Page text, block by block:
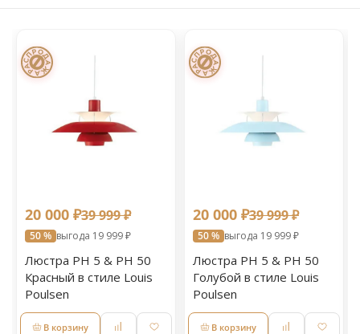
20 000 ₽39 999 ₽
50 % выгода 19 999 ₽
Люстра PH 5 & PH 50
Красный в стиле Louis
Poulsen
В корзину
20 000 ₽39 999 ₽
50 % выгода 19 999 ₽
Люстра PH 5 & PH 50
Голубой в стиле Louis
Poulsen
В корзину